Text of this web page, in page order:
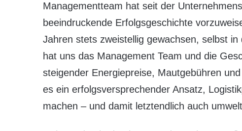
Managementteam hat seit der
beeindruckende Erfolgsgeschichte
Jahren stets zweistellig gewachsen, selbst
hat uns das Management Team und die
steigender Energiepreise, Mautgebühren
es ein erfolgsversprechender Ansatz,
machen – und damit letztendlich auch